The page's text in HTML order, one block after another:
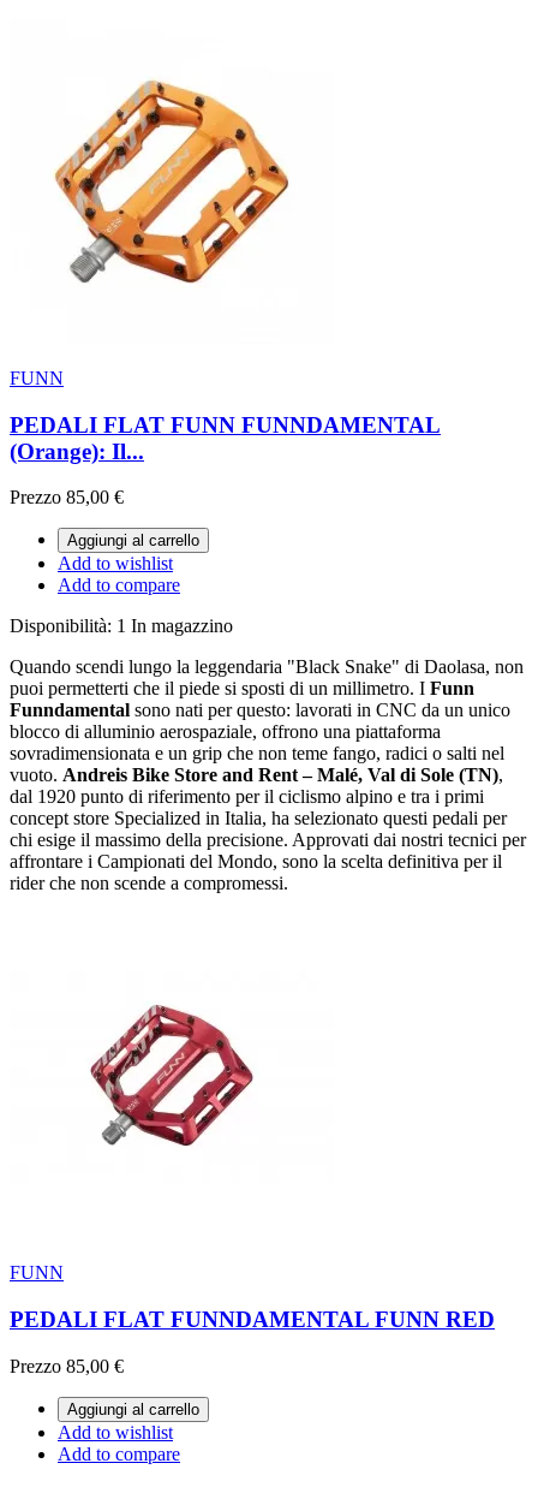
FUNN
PEDALI FLAT FUNN FUNNDAMENTAL
(Orange): Il...
Prezzo 85,00 €
Aggiungi al carrello
Add to wishlist
Add to compare
Disponibilità: 1 In magazzino
Quando scendi lungo la leggendaria "Black Snake" di Daolasa, non
puoi permetterti che il piede si sposti di un millimetro. I Funn
Funndamental sono nati per questo: lavorati in CNC da un unico
blocco di alluminio aerospaziale, offrono una piattaforma
sovradimensionata e un grip che non teme fango, radici o salti nel
vuoto. Andreis Bike Store and Rent – Malé, Val di Sole (TN),
dal 1920 punto di riferimento per il ciclismo alpino e tra i primi
concept store Specialized in Italia, ha selezionato questi pedali per
chi esige il massimo della precisione. Approvati dai nostri tecnici per
affrontare i Campionati del Mondo, sono la scelta definitiva per il
rider che non scende a compromessi.
FUNN
PEDALI FLAT FUNNDAMENTAL FUNN RED
Prezzo 85,00 €
Aggiungi al carrello
Add to wishlist
Add to compare